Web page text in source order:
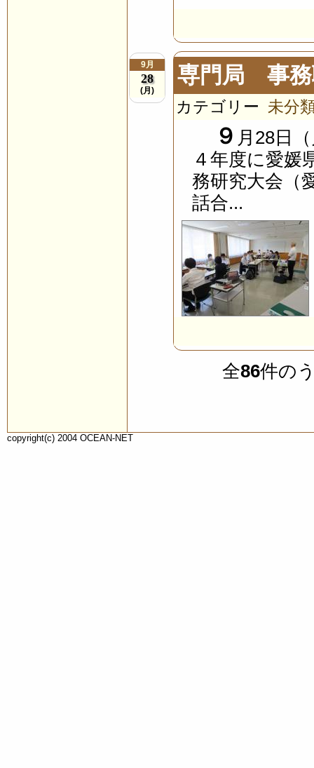
9月
28
(月)
専門局 事務
カテゴリー 未分
９ 月28日
４年度に愛媛
務研究大会（
話合...
全86件の
copyright(c) 2004 OCEAN-NET